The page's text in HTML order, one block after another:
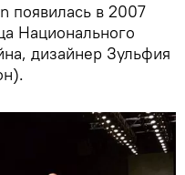
появилась в 2007
Национального
дизайнер Зульфия